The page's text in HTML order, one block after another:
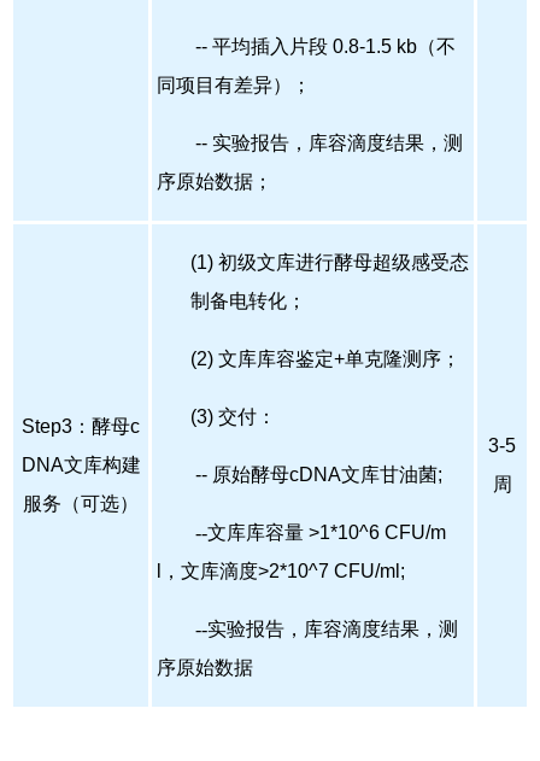
-- 平均插入片段 0.8-1.5 kb（不
同项目有差异）；
-- 实验报告，库容滴度结果，测
序原始数据；
Step3：酵母c
DNA文库构建
服务（可选）
(1) 初级文库进行酵母超级感受态
制备电转化；
(2) 文库库容鉴定+单克隆测序；
(3) 交付：
-- 原始酵母cDNA文库甘油菌;
--文库库容量 >1*10^6 CFU/m
l，文库滴度>2*10^7 CFU/ml;
--实验报告，库容滴度结果，测
序原始数据
3-5
周